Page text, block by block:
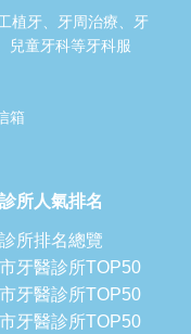
植牙、牙周治療、牙
兒童牙科等牙科服
箱
所人氣排名
所排名總覽
牙醫診所TOP50
牙醫診所TOP50
牙醫診所TOP50